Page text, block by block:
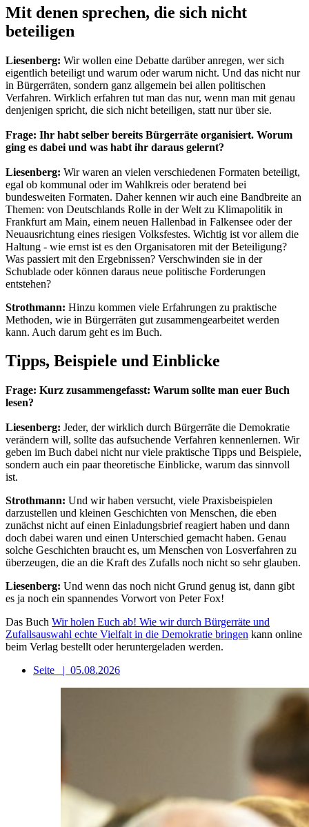
Mit denen sprechen, die sich nicht
beteiligen
Liesenberg: Wir wollen eine Debatte darüber anregen, wer sich
eigentlich beteiligt und warum oder warum nicht. Und das nicht nur
in Bürgerräten, sondern ganz allgemein bei allen politischen
Verfahren. Wirklich erfahren tut man das nur, wenn man mit genau
denjenigen spricht, die sich nicht beteiligen, statt nur über sie.
Frage: Ihr habt selber bereits Bürgerräte organisiert. Worum
ging es dabei und was habt ihr daraus gelernt?
Liesenberg: Wir waren an vielen verschiedenen Formaten beteiligt,
egal ob kommunal oder im Wahlkreis oder beratend bei
bundesweiten Formaten. Daher kennen wir auch eine Bandbreite an
Themen: von Deutschlands Rolle in der Welt zu Klimapolitik in
Frankfurt am Main, einem neuen Hallenbad in Falkensee oder der
Neuausrichtung eines riesigen Volksfestes. Wichtig ist vor allem die
Haltung - wie ernst ist es den Organisatoren mit der Beteiligung?
Was passiert mit den Ergebnissen? Verschwinden sie in der
Schublade oder können daraus neue politische Forderungen
entstehen?
Strothmann: Hinzu kommen viele Erfahrungen zu praktische
Methoden, wie in Bürgerräten gut zusammengearbeitet werden
kann. Auch darum geht es im Buch.
Tipps, Beispiele und Einblicke
Frage: Kurz zusammengefasst: Warum sollte man euer Buch
lesen?
Liesenberg: Jeder, der wirklich durch Bürgerräte die Demokratie
verändern will, sollte das aufsuchende Verfahren kennenlernen. Wir
geben im Buch dabei nicht nur viele praktische Tipps und Beispiele,
sondern auch ein paar theoretische Einblicke, warum das sinnvoll
ist.
Strothmann: Und wir haben versucht, viele Praxisbeispielen
darzustellen und kleinen Geschichten von Menschen, die eben
zunächst nicht auf einen Einladungsbrief reagiert haben und dann
doch dabei waren und einen Unterschied gemacht haben. Genau
solche Geschichten braucht es, um Menschen von Losverfahren zu
überzeugen, die an die Kraft des Zufalls noch nicht so sehr glauben.
Liesenberg: Und wenn das noch nicht Grund genug ist, dann gibt
es ja noch ein spannendes Vorwort von Peter Fox!
Das Buch Wir holen Euch ab! Wie wir durch Bürgerräte und
Zufallsauswahl echte Vielfalt in die Demokratie bringen kann online
beim Verlag bestellt oder heruntergeladen werden.
Seite
| 05.08.2026